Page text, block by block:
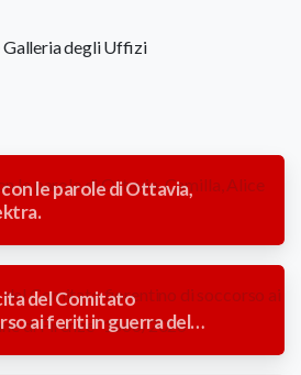
Galleria degli Uffizi
le parole di Ottavia,
del Comitato
ai feriti in guerra del